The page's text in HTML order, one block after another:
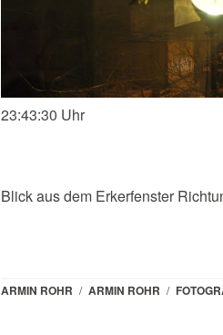
23:43:30 Uhr
Blick aus dem Erkerfenster
ARMIN ROHR / ARMIN ROHR /